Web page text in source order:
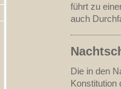
führt zu
auch
Die in den
Konstitution